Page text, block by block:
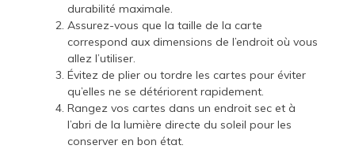
durabilité maximale.
Assurez-vous que la taille de la carte
correspond aux dimensions de l’endroit où vous
allez l’utiliser.
Évitez de plier ou tordre les cartes pour éviter
qu’elles ne se détériorent rapidement.
Rangez vos cartes dans un endroit sec et à
l’abri de la lumière directe du soleil pour les
conserver en bon état.